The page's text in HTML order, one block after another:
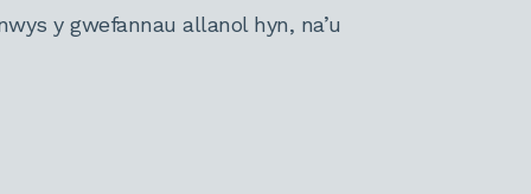
y gwefannau allanol hyn, na’u